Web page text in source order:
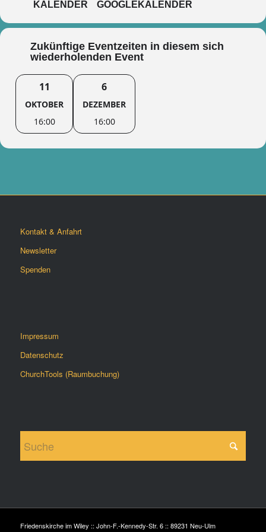
KALENDER GOOGLEKALENDER
Zukünftige Eventzeiten in diesem sich
wiederholenden Event
11
OKTOBER
16:00
6
DEZEMBER
16:00
Kontakt & Anfahrt
Newsletter
Spenden
Impressum
Datenschutz
ChurchTools (Raumbuchung)
Friedenskirche im Wiley :: John-F.-Kennedy-Str. 6 :: 89231 Neu-Ulm